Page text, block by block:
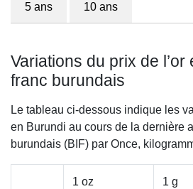
5 ans 10 ans
Variations du prix de l’or
franc burundais
Le tableau ci-dessous indique les
en Burundi au cours de la dernière
burundais (BIF) par Once,
1 oz 1 g